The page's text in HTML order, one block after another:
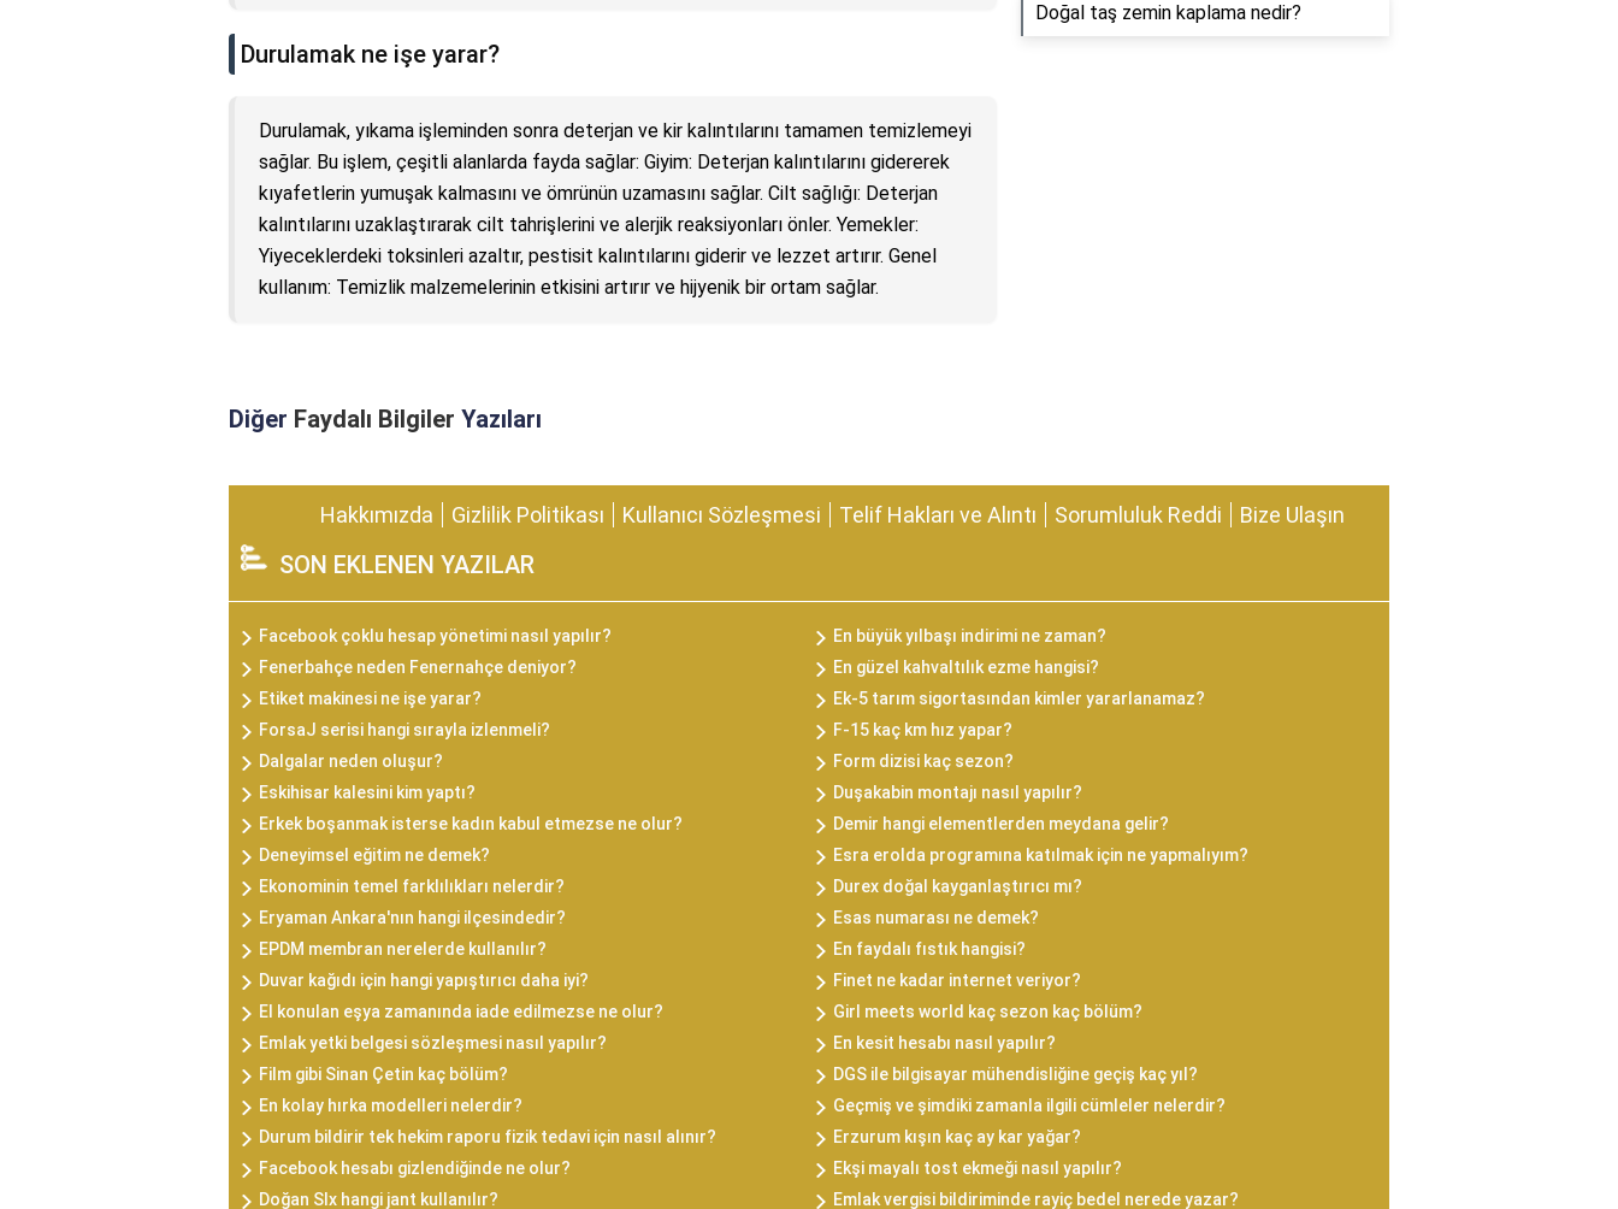
Durulamak ne işe yarar?
Durulamak, yıkama işleminden sonra deterjan ve kir kalıntılarını tamamen temizlemeyi
sağlar. Bu işlem, çeşitli alanlarda fayda sağlar: Giyim: Deterjan kalıntılarını gidererek
kıyafetlerin yumuşak kalmasını ve ömrünün uzamasını sağlar. Cilt sağlığı: Deterjan
kalıntılarını uzaklaştırarak cilt tahrişlerini ve alerjik reaksiyonları önler. Yemekler:
Yiyeceklerdeki toksinleri azaltır, pestisit kalıntılarını giderir ve lezzet artırır. Genel
kullanım: Temizlik malzemelerinin etkisini artırır ve hijyenik bir ortam sağlar.
Diğer Faydalı Bilgiler Yazıları
Doğal taş zemin kaplama nedir?
Hakkımızda Gizlilik Politikası Kullanıcı Sözleşmesi Telif Hakları ve Alıntı Sorumluluk Reddi Bize Ulaşın
SON EKLENEN YAZILAR
Facebook çoklu hesap yönetimi nasıl yapılır?
En büyük yılbaşı indirimi ne zaman?
Fenerbahçe neden Fenernahçe deniyor?
En güzel kahvaltılık ezme hangisi?
Etiket makinesi ne işe yarar?
Ek-5 tarım sigortasından kimler yararlanamaz?
ForsaJ serisi hangi sırayla izlenmeli?
F-15 kaç km hız yapar?
Dalgalar neden oluşur?
Form dizisi kaç sezon?
Eskihisar kalesini kim yaptı?
Duşakabin montajı nasıl yapılır?
Erkek boşanmak isterse kadın kabul etmezse ne olur?
Demir hangi elementlerden meydana gelir?
Deneyimsel eğitim ne demek?
Esra erolda programına katılmak için ne yapmalıyım?
Ekonominin temel farklılıkları nelerdir?
Durex doğal kayganlaştırıcı mı?
Eryaman Ankara'nın hangi ilçesindedir?
Esas numarası ne demek?
EPDM membran nerelerde kullanılır?
En faydalı fıstık hangisi?
Duvar kağıdı için hangi yapıştırıcı daha iyi?
Finet ne kadar internet veriyor?
El konulan eşya zamanında iade edilmezse ne olur?
Girl meets world kaç sezon kaç bölüm?
Emlak yetki belgesi sözleşmesi nasıl yapılır?
En kesit hesabı nasıl yapılır?
Film gibi Sinan Çetin kaç bölüm?
DGS ile bilgisayar mühendisliğine geçiş kaç yıl?
En kolay hırka modelleri nelerdir?
Geçmiş ve şimdiki zamanla ilgili cümleler nelerdir?
Durum bildirir tek hekim raporu fizik tedavi için nasıl alınır?
Erzurum kışın kaç ay kar yağar?
Facebook hesabı gizlendiğinde ne olur?
Ekşi mayalı tost ekmeği nasıl yapılır?
Doğan Slx hangi jant kullanılır?
Emlak vergisi bildiriminde rayiç bedel nerede yazar?